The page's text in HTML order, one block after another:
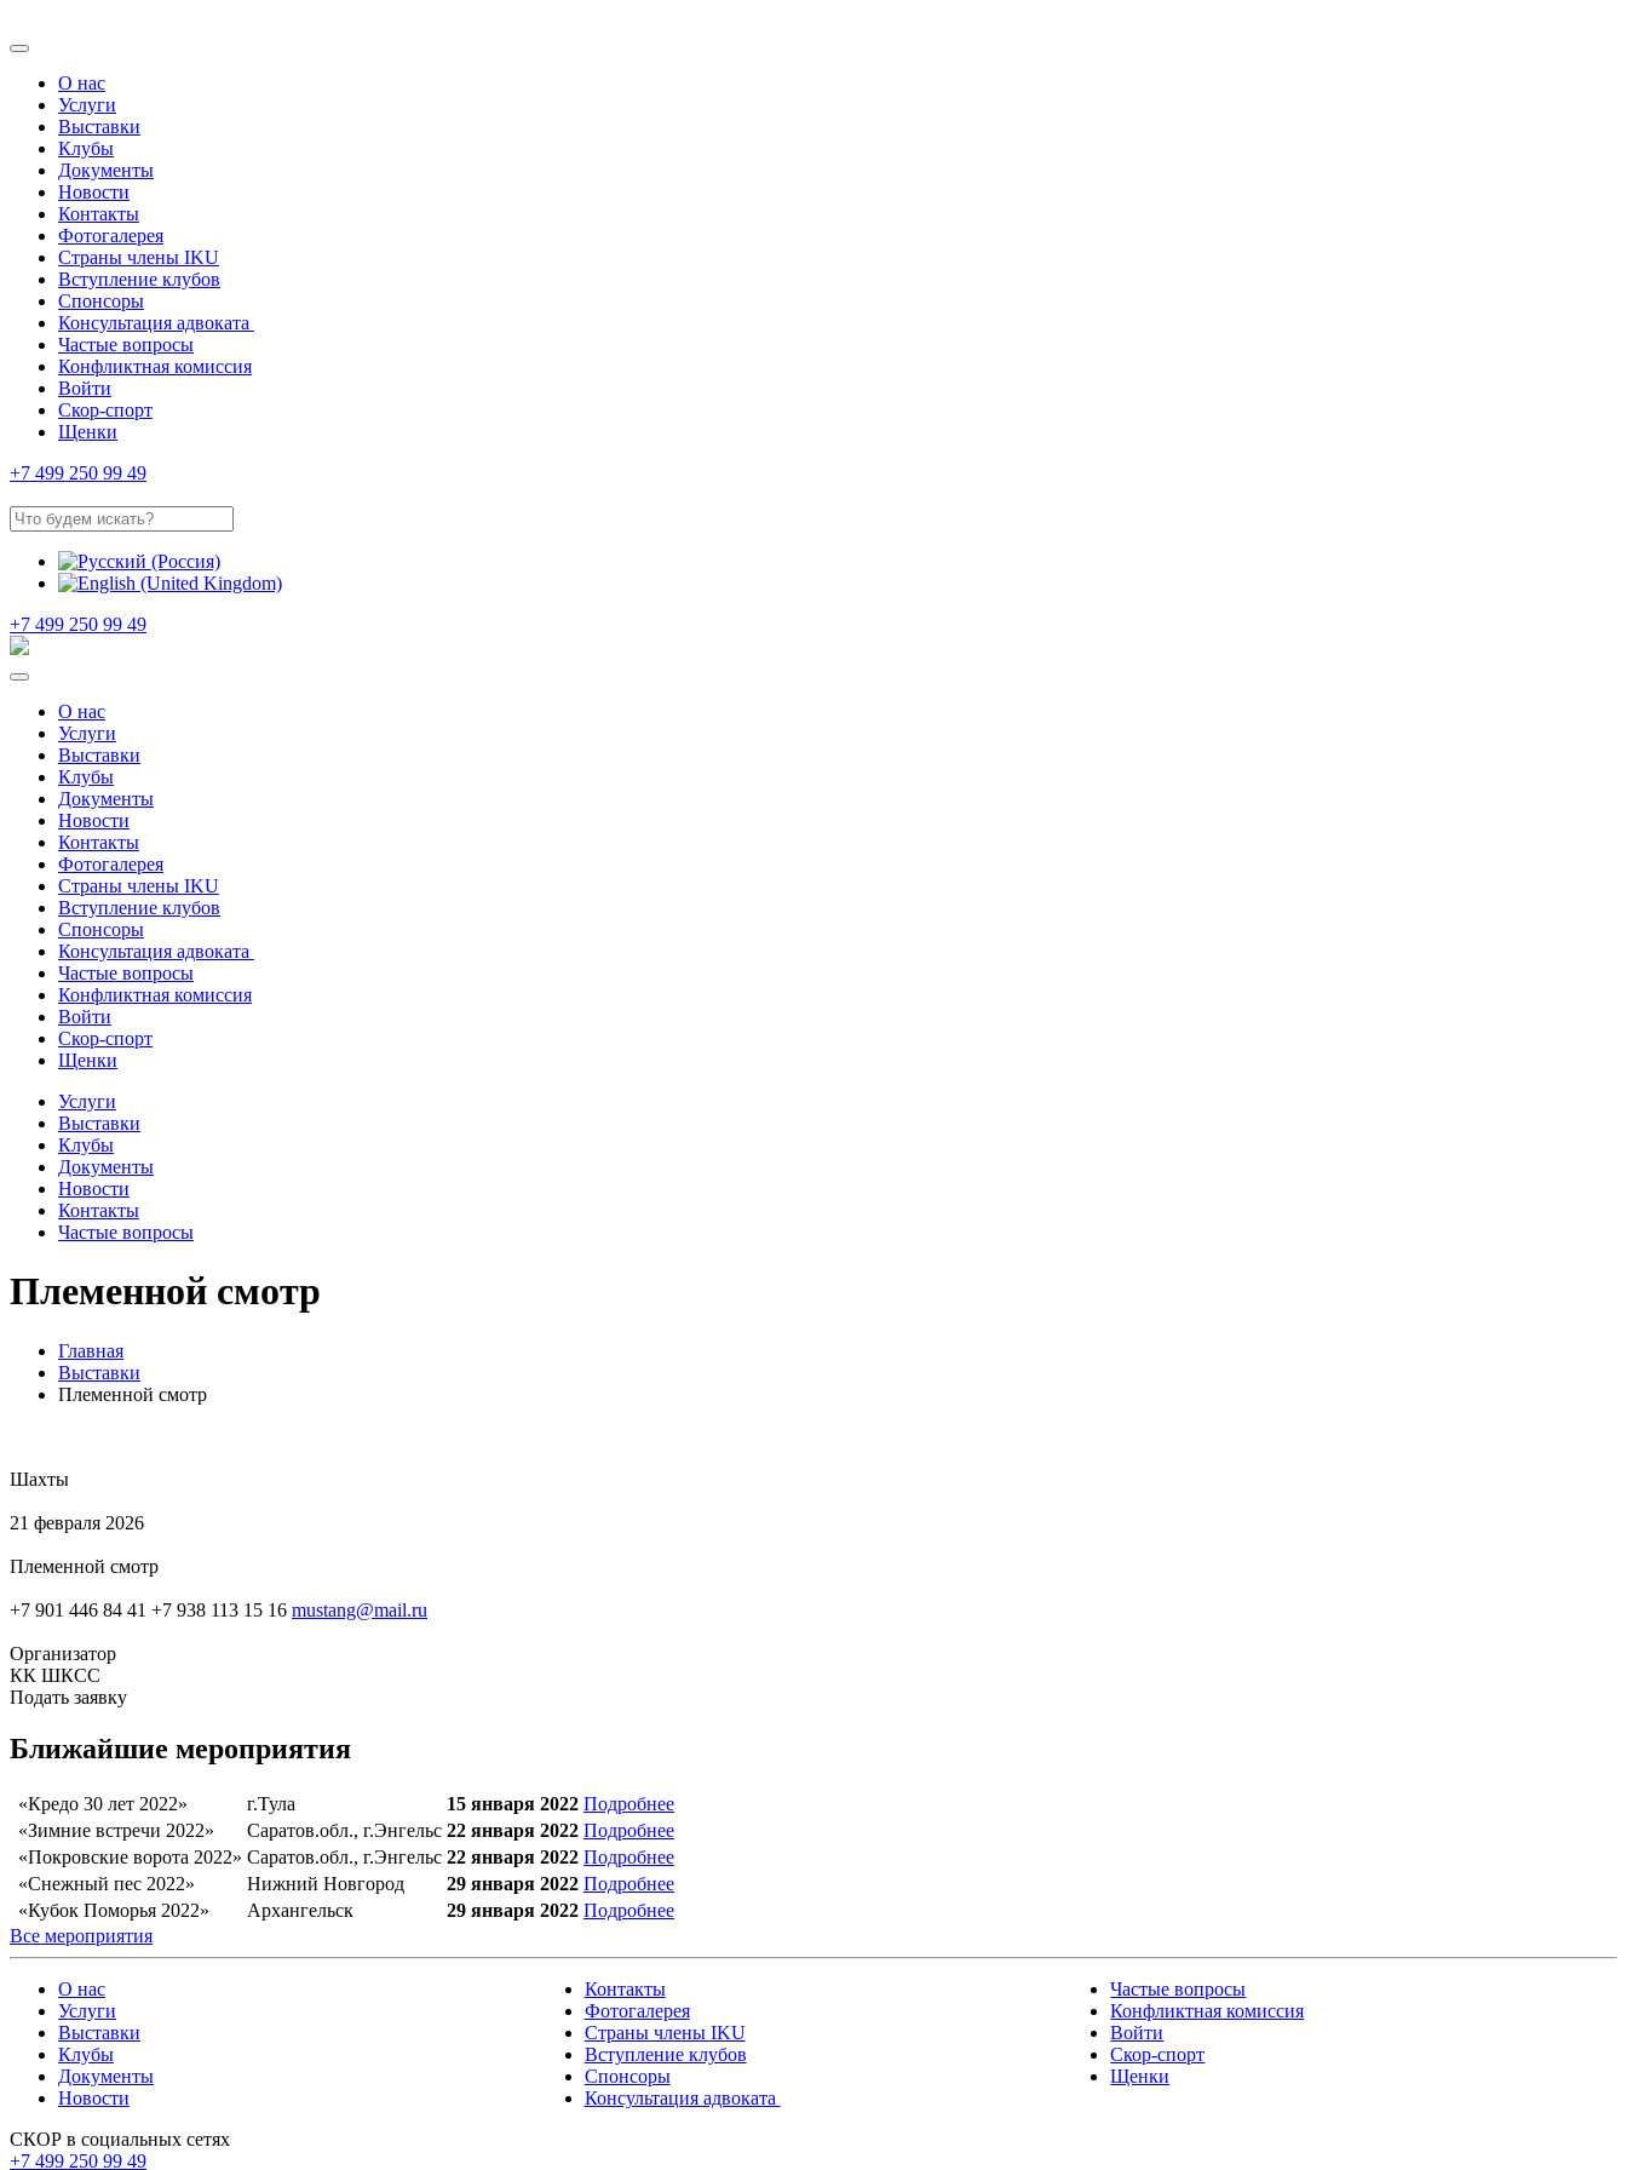
О нас
Услуги
Выставки
Клубы
Документы
Новости
Контакты
Фотогалерея
Страны члены IKU
Вступление клубов​
Спонсоры
Консультация адвоката ​
Частые вопросы
Конфликтная комиссия
Войти
Скор-спорт
Щенки
+7 499 250 99 49
+7 499 250 99 49
О нас
Услуги
Выставки
Клубы
Документы
Новости
Контакты
Фотогалерея
Страны члены IKU
Вступление клубов​
Спонсоры
Консультация адвоката ​
Частые вопросы
Конфликтная комиссия
Войти
Скор-спорт
Щенки
Услуги
Выставки
Клубы
Документы
Новости
Контакты
Частые вопросы
Племенной смотр
Главная
Выставки
Племенной смотр
Шахты
21 февраля 2026
Племенной смотр
+7 901 446 84 41 +7 938 113 15 16 mustang@mail.ru
Организатор
КК ШКСС
Подать заявку
Ближайшие мероприятия
«Кредо 30 лет 2022» г.Тула 15 января 2022 Подробнее
«Зимние встречи 2022»
Саратов.обл., г.Энгельс 22 января 2022 Подробнее
«Покровские ворота 2022» Саратов.обл., г.Энгельс 22 января 2022 Подробнее
«Снежный пес 2022»
Нижний Новгород 29 января 2022 Подробнее
«Кубок Поморья 2022»
Архангельск 29 января 2022 Подробнее
Все мероприятия
О нас
Услуги
Выставки
Клубы
Документы
Новости
Контакты
Фотогалерея
Страны члены IKU
Вступление клубов​
Спонсоры
Консультация адвоката ​
Частые вопросы
Конфликтная комиссия
Войти
Скор-спорт
Щенки
СКОР в социальных сетях
+7 499 250 99 49